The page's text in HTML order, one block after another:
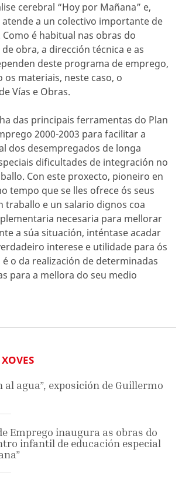
cerebral “Hoy por Mañana” e,
a un colectivo importante de
é habitual nas obras do
de obra, a dirección técnica e as
deste programa de emprego,
materiais, neste caso, o
Vías e Obras.
das principais ferramentas do Plan
2000-2003 para facilitar a
dos desempregados de longa
dificultades de integración no
Con este proxecto, pioneiro en
tempo que se lles ofrece ós seus
traballo e un salario dignos coa
necesaria para mellorar
a súa situación, inténtase acadar
interese e utilidade para ós
o da realización de determinadas
para a mellora do seu medio
al agua”, exposición de Guillermo
Emprego inaugura as obras do
infantil de educación especial